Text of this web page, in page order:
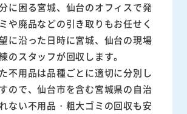
に困る宮城、仙台のオフィスで発
や廃品などの引き取りもお任せく
に沿った日時に宮城、仙台の現場
のスタッフが回収します。
不用品は品種ごとに適切に分別し
ので、仙台市を含む宮城県の自治
ない不用品・粗大ゴミの回収も安